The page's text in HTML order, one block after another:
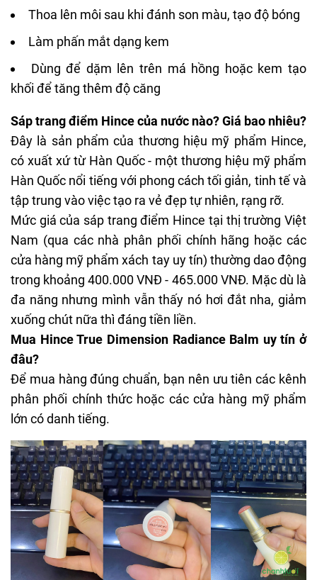
Thoa lên môi sau khi đánh son màu, tạo độ bóng
Làm phấn mắt dạng kem
Dùng để dặm lên trên má hồng hoặc kem tạo
khối để tăng thêm độ căng
Sáp trang điểm Hince của nước nào? Giá bao nhiêu?
Đây là sản phẩm của thương hiệu mỹ phẩm Hince,
có xuất xứ từ Hàn Quốc - một thương hiệu mỹ phẩm
Hàn Quốc nổi tiếng với phong cách tối giản, tinh tế và
tập trung vào việc tạo ra vẻ đẹp tự nhiên, rạng rỡ.
Mức giá của sáp trang điểm Hince tại thị trường Việt
Nam (qua các nhà phân phối chính hãng hoặc các
cửa hàng mỹ phẩm xách tay uy tín) thường dao động
trong khoảng 400.000 VNĐ - 465.000 VNĐ. Mặc dù là
đa năng nhưng mình vẫn thấy nó hơi đắt nha, giảm
xuống chút nữa thì đáng tiền liền.
Mua Hince True Dimension Radiance Balm uy tín ở
đâu?
Để mua hàng đúng chuẩn, bạn nên ưu tiên các kênh
phân phối chính thức hoặc các cửa hàng mỹ phẩm
lớn có danh tiếng.